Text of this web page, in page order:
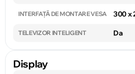
INTERFAȚĂ DE MONTARE VESA 300 x
TELEVIZOR INTELIGENT Da
Display